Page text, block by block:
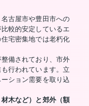
古屋市や豊田市への
較的安定しているエ
宅密集地では老朽化
備されており、市外
行われています。立
ション需要を取り込
木など）と郊外（額